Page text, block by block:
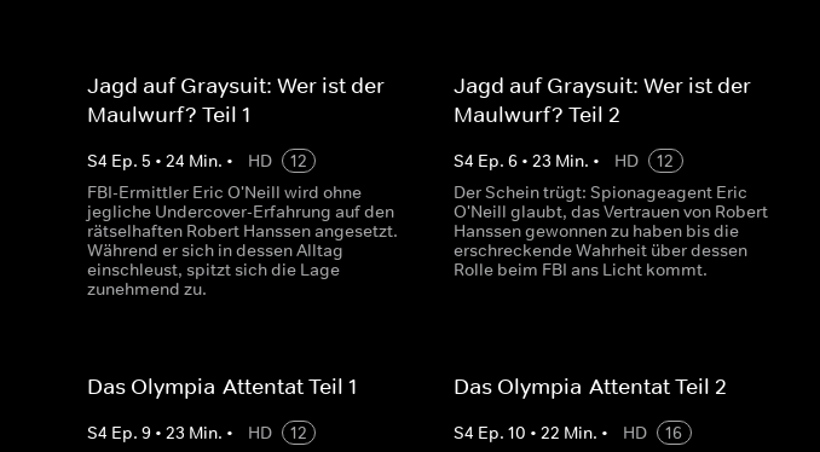
Jagd auf Graysuit: Wer ist der
Maulwurf? Teil 1
S4 Ep. 5 • 24 Min. • HD
12
FBI-Ermittler Eric O'Neill wird ohne
jegliche Undercover-Erfahrung auf den
rätselhaften Robert Hanssen angesetzt.
Während er sich in dessen Alltag
einschleust, spitzt sich die Lage
zunehmend zu.
Jagd auf Graysuit: Wer ist der
Maulwurf? Teil 2
S4 Ep.6 •23 Min. • HD
12
Der Schein trügt: Spionageagent Eric
O'Neill glaubt, das Vertrauen von Robert
Hanssen gewonnen zu haben bis die
erschreckende Wahrheit über dessen
Rolle beim FBI ans Licht kommt.
Das Olympia-Attentat Teil 1
S4 Ep. 9 • 23 Min. • HD
12
Das Olympia-Attentat Teil 2
S4 Ep.10 •22 Min. • HD
16